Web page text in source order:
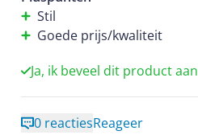
Stil
Goede prijs/kwaliteit
Ja, ik beveel dit product aan
0 reactiesReageer